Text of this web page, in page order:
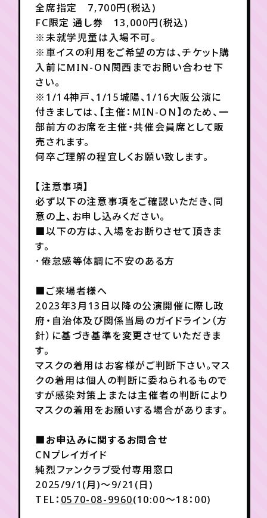
月会員制ファンクラブ
全席指定 7,700円(税込)
FC限定 通し券 13,000円(税込)
※未就学児童は入場不可。
※車イスの利用をご希望の方は、チケット購
入前にMIN-ON関西までお問い合わせ下
さい。
※1/14神戸、1/15城陽、1/16大阪公演に
付きましては、【主催：MIN-ON】のため、一
部前方のお席を主催・共催会員席として販
売されます。
何卒ご理解の程宜しくお願い致します。
【注意事項】
必ず以下の注意事項をご確認いただき、同
意の上、お申し込みください。
■以下の方は、入場をお断りさせて頂きま
す。
･倦怠感等体調に不安のある方
■ご来場者様へ
2023年3月13日以降の公演開催に際し政
府・自治体及び関係当局のガイドライン（方
針）に基づき基準を変更させていただきま
す。
マスクの着用はお客様がご判断下さい。マス
クの着用は個人の判断に委ねられるもので
すが感染対策上または主催者の判断により
マスクの着用をお願いする場合があります。
■お申込みに関するお問合せ
CNプレイガイド
純烈ファンクラブ受付専用窓口
2025/9/1(月)～9/21(日)
TEL： 0570-08-9960(10:00～18：00)